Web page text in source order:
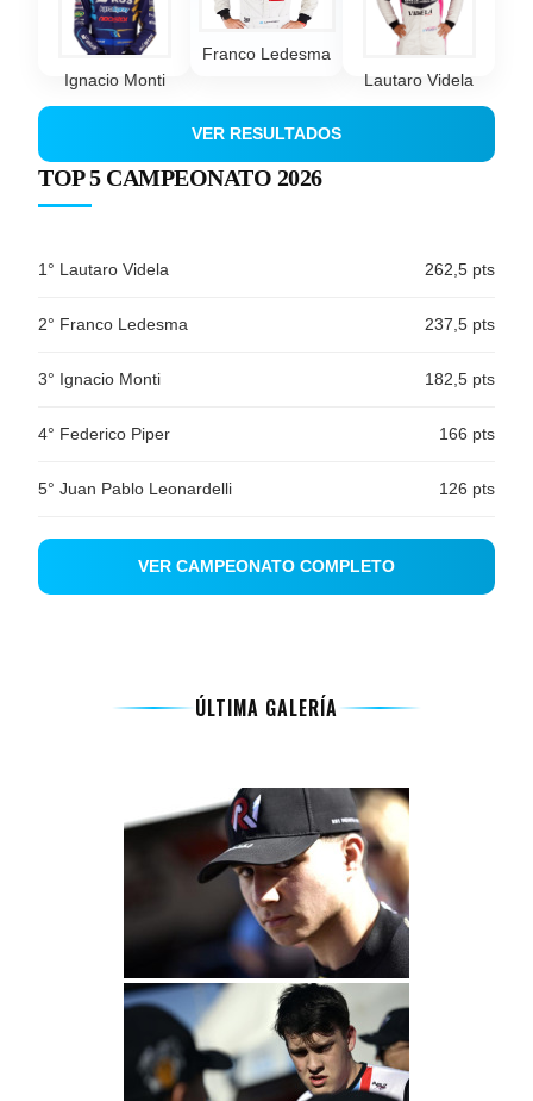
Ignacio Monti
Franco Ledesma
Lautaro Videla
VER RESULTADOS
TOP 5 CAMPEONATO 2026
1° Lautaro Videla 262,5 pts
2° Franco Ledesma 237,5 pts
3° Ignacio Monti 182,5 pts
4° Federico Piper 166 pts
5° Juan Pablo Leonardelli 126 pts
VER CAMPEONATO COMPLETO
ÚLTIMA GALERÍA